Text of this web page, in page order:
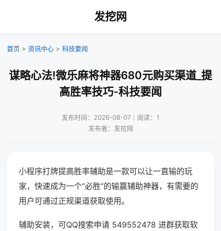
发挖网
首页 > 资讯中心 > 科技要闻
谋略心法!微乐麻将神器680元购买渠道_提
高胜率技巧-科技要闻
发布时间：2026-08-07｜阅读：1
发布者：发挖网
小程序打牌提高胜率辅助是一款可以让一直输的玩
家，快速成为一个“必胜”的输赢辅助神器，有需要的
用户可通过正规渠道获取使用。
辅助安装，可QQ搜索申请 549552478 进群获取软